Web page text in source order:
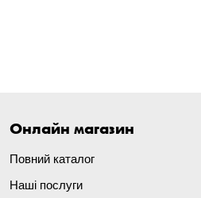
Онлайн магазин
Повний каталог
Наші послуги